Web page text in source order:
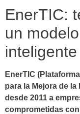
EnerTIC:
un
inteligente
EnerTIC
para la Mejora de
desde 2011 a
comprometidas